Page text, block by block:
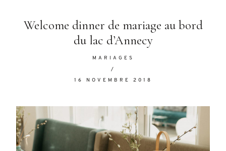
Welcome dinner de mariage au bord
du lac d’Annecy
MARIAGES
/
16 NOVEMBRE 2018
Dolor
Tristique
mollis
Portfolio
About
Contact